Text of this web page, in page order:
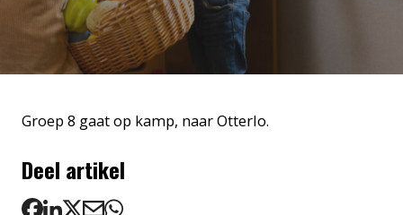
Groep 8 gaat op kamp, naar Otterlo.
Deel artikel